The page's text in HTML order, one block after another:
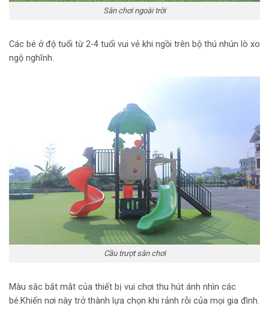
Sân chơi ngoài trời
Các bé ở độ tuổi từ 2-4 tuổi vui vẻ khi ngồi trên bộ thú nhún lò xo
ngộ nghĩnh.
Cầu trượt sân chơi
Màu sắc bắt mắt của thiết bị vui chơi thu hút ánh nhìn các
bé.Khiến nơi này trở thành lựa chọn khi rảnh rỗi của mọi gia đình.